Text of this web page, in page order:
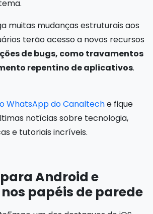
muitas mudanças estruturais aos
terão acesso a novos recursos
de bugs, como travamentos
repentino de aplicativos.
WhatsApp do Canalteche fique
notícias sobre tecnologia,
e tutoriais incríveis.
Android e
papéis de parede